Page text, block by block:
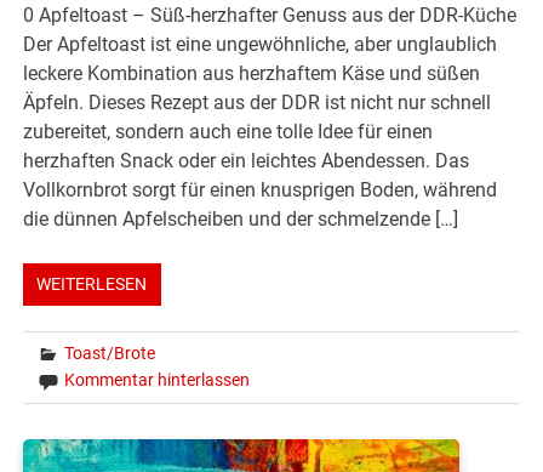
0 Apfeltoast – Süß-herzhafter Genuss aus der DDR-Küche
Der Apfeltoast ist eine ungewöhnliche, aber unglaublich
leckere Kombination aus herzhaftem Käse und süßen
Äpfeln. Dieses Rezept aus der DDR ist nicht nur schnell
zubereitet, sondern auch eine tolle Idee für einen
herzhaften Snack oder ein leichtes Abendessen. Das
Vollkornbrot sorgt für einen knusprigen Boden, während
die dünnen Apfelscheiben und der schmelzende […]
WEITERLESEN
Toast/Brote
Kommentar hinterlassen